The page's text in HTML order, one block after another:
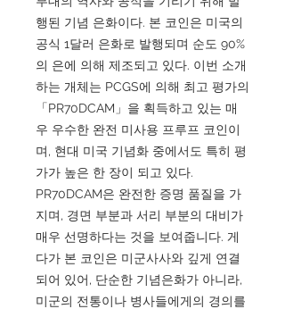
행된 기념 은화이다. 본 코인은 미국의
공식 1달러 은화로 발행되며 순도 90%
의 은에 의해 제조되고 있다. 이번 소개
하는 개체는 PCGS에 의해 최고 평가의
「PR70DCAM」을 획득하고 있는 매
우 우수한 완전 미사용 프루프 코인이
며, 현대 미국 기념화 중에서도 특히 평
가가 높은 한 장이 되고 있다.
PR70DCAM은 완전한 증명 품질을 가
지며, 경면 부분과 서리 부분의 대비가
매우 선명하다는 것을 보여줍니다. 게
다가 본 코인은 미군사사와 깊게 연결
되어 있어, 단순한 기념은화가 아니라,
미군의 전통이나 병사들에게의 경의를